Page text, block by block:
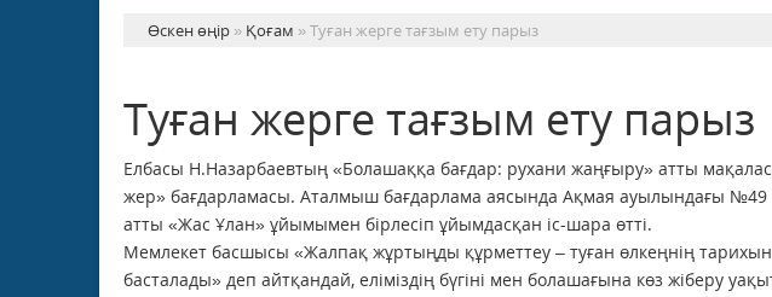
Өскен өңір » Қоғам » Туған жерге тағзым ету парыз
Туған жерге тағзым ету парыз
Елбасы Н.Назарбаевтың «Болашаққа бағдар: рухани жаңғыру» атты
жер» бағдарламасы. Аталмыш бағдарлама аясында Ақмая ауылындағы №49
атты «Жас Ұлан» ұйымымен бірлесіп ұйымдасқан іс-шара өтті.
Мемлекет басшысы «Жалпақ жұртыңды құрметтеу – туған өлкеңнің
басталады» деп айтқандай, еліміздің бүгіні мен болашағына көз жіберу